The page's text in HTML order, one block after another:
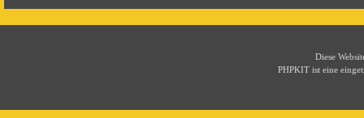
Diese
PHPKIT ist eine